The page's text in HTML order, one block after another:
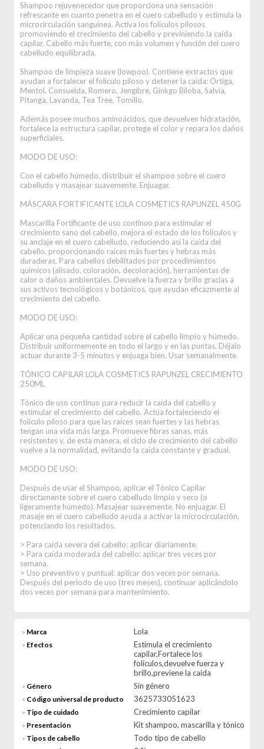
Shampoo rejuvenecedor que proporciona una sensación
refrescante en cuanto penetra en el cuero cabelludo y estimula la
microcirculación sanguínea. Activa los folículos pilosos
promoviendo el crecimiento del cabello y previniendo la caída
capilar. Cabello más fuerte, con más volumen y función del cuero
cabelludo equilibrada.
Shampoo de limpieza suave (lowpoo). Contiene extractos que
ayudan a fortalecer el folículo piloso y detener la caída: Ortiga,
Mentol, Consuelda, Romero, Jengibre, Ginkgo Biloba, Salvia,
Pitanga, Lavanda, Tea Tree, Tomillo.
Además posee muchos aminoácidos, que devuelven hidratación,
fortalece la estructura capilar, protege el color y repara los daños
superficiales.
MODO DE USO:
Con el cabello húmedo, distribuir el shampoo sobre el cuero
cabelludo y masajear suavemente. Enjuagar.
MÁSCARA FORTIFICANTE LOLA COSMETICS RAPUNZEL 450G
Mascarilla Fortificante de uso continuo para estimular el
crecimiento sano del cabello, mejora el estado de los folículos y
su anclaje en el cuero cabelludo, reduciendo así la caída del
cabello, proporcionando raíces más fuertes y hebras más
duraderas. Para cabellos debilitados por procedimientos
químicos (alisado, coloración, decoloración), herramientas de
calor o daños ambientales. Devuelve la fuerza y brillo gracias a
sus activos tecnológicos y botánicos, que ayudan eficazmente al
crecimiento del cabello.
MODO DE USO:
Aplicar una pequeña cantidad sobre el cabello limpio y húmedo.
Distribuir uniformemente en todo el largo y en las puntas. Déjalo
actuar durante 3-5 minutos y enjuaga bien. Usar semanalmente.
TÓNICO CAPILAR LOLA COSMETICS RAPUNZEL CRECIMIENTO
250ML
Tónico de uso contínuo para reducir la caída del cabello y
estimular el crecimiento del cabello. Actúa fortaleciendo el
folículo piloso para que las raíces sean fuertes y las hebras
tengan una vida más larga. Promueve fibras sanas, más
resistentes y, de esta manera, el ciclo de crecimiento del cabello
vuelve a la normalidad, evitando la caída constante y gradual.
MODO DE USO:
Después de usar el Shampoo, aplicar el Tónico Capilar
directamente sobre el cuero cabelludo limpio y seco (o
ligeramente húmedo). Masajear suavemente. No enjuagar. El
masaje en el cuero cabelludo ayuda a activar la microcirculación,
potenciando los resultados.
> Para caída severa del cabello: aplicar diariamente.
> Para caída moderada del cabello: aplicar tres veces por
semana.
> Uso preventivo y puntual: aplicar dos veces por semana.
Después del periodo de uso (tres meses), continuar aplicándolo
dos veces por semana para mantenimiento.
> Marca Lola
> Efectos
Estimula el crecimiento
capilar,Fortalece los
folículos,devuelve fuerza y
brillo,previene la caida
> Género Sin género
> Código universal de producto 3625733051623
> Tipo de cuidado Crecimiento capilar
> Presentación Kit shampoo, mascarilla y tónico
> Tipos de cabello Todo tipo de cabello